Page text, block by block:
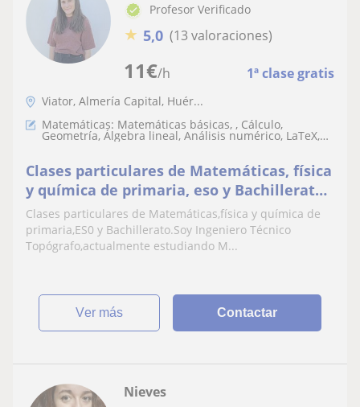
11€/h 1ª clase gratis
Profesor Verificado
★ 5,0 (13 valoraciones)
Viator, Almería Capital, Huér...
Matemáticas: Matemáticas básicas, , Cálculo,
Geometría, Álgebra lineal, Análisis numérico, LaTeX,
Matemáticas discretas
Clases particulares de Matemáticas, física
y química de primaria, eso y Bachillerato
en la casa del alumno u online
Clases particulares de Matemáticas,física y química de
primaria,ES0 y Bachillerato.Soy Ingeniero Técnico
Topógrafo,actualmente estudiando M...
ver más Contactar
Nieves